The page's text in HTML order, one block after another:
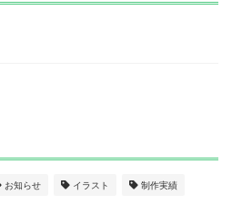
お知らせ イラスト 制作実績